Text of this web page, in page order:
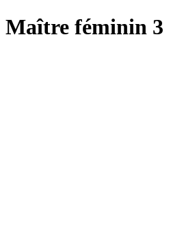
Maître féminin 3